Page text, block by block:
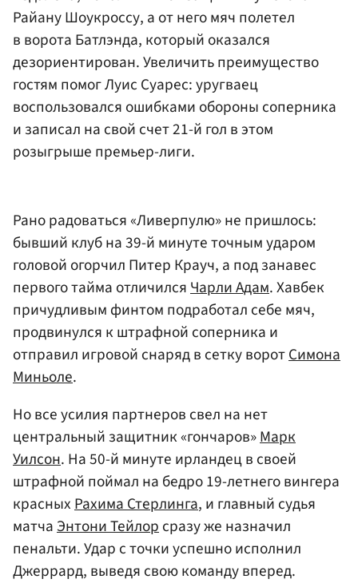
Райану Шоукроссу, а от него мяч полетел
в ворота Батлэнда, который оказался
дезориентирован. Увеличить преимущество
гостям помогЛуис Суарес: уругваец
воспользовался ошибками обороны соперника
и записал на свой счет 21-й гол в этом
розыгрыше премьер-лиги.
Рано радоваться «Ливерпулю» не пришлось:
бывший клуб на 39-й минуте точным ударом
головой огорчил Питер Крауч, а под занавес
первого тайма отличился Чарли Адам. Хавбек
причудливым финтом подработал себе мяч,
продвинулся к штрафной соперника и
отправил игровой снаряд в сетку воротСимона
Миньоле.
Но все усилия партнеров свел на нет
центральный защитник «гончаров»Марк
Уилсон. На 50-й минуте ирландец в своей
штрафной поймал на бедро 19-летнего вингера
красныхРахима Стерлинга, и главный судья
матчаЭнтони Тейлорсразу же назначил
пенальти. Удар с точки успешно исполнил
Джеррард, выведя свою команду вперед.